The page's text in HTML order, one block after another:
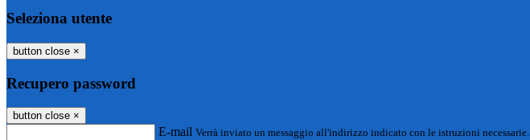
Seleziona utente
button close ×
Recupero password
button close ×
E-mail Verrà inviato un messaggio all'indirizzo indicato con le istruzioni necessarie.